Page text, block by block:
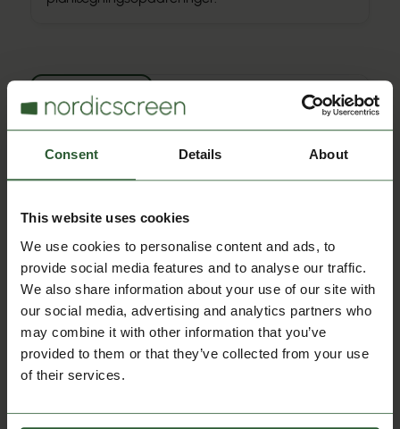
Consent Details About
This website uses cookies
We use cookies to personalise content and ads, to
provide social media features and to analyse our traffic.
We also share information about your use of our site with
our social media, advertising and analytics partners who
may combine it with other information that you’ve
provided to them or that they’ve collected from your use
of their services.
WinKAS
Synkroniserer økonomi- og medlemsdata fra
Calendar Integration
Synkroniserer skolekalendere og begivenheder